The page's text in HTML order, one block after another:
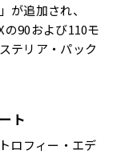
が追加され、
90および110モ
テリア・パック
ト
ロフィー・エデ